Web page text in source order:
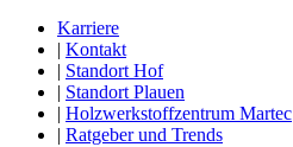
Karriere
| Kontakt
| Standort Hof
| Standort Plauen
| Holzwerkstoffzentrum Martec
| Ratgeber und Trends